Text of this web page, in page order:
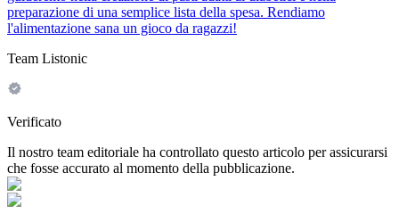
preparazione di una semplice lista della spesa. Rendiamo
l'alimentazione sana un gioco da ragazzi!
Team Listonic
Verificato
Il nostro team editoriale ha controllato questo articolo per assicurarsi
che fosse accurato al momento della pubblicazione.